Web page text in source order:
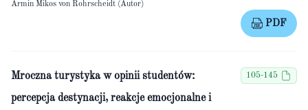
Armin Mikos von Rohrscheidt (Autor)
PDF
Mroczna turystyka w opinii studentów:
percepcja destynacji, reakcje emocjonalne i
105-145